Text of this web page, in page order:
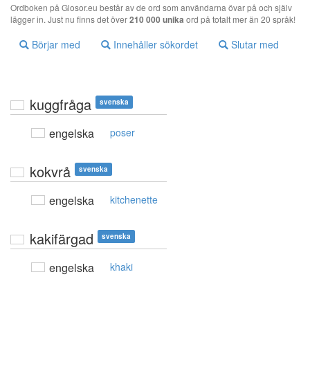
Ordboken på Glosor.eu består av de ord som användarna övar på och själv
lägger in. Just nu finns det över210 000 unika ord på totalt mer än 20 språk!
Börjar med Innehåller sökordet Slutar med
kuggfråga svenska
engelska poser
kokvrå svenska
engelska kitchenette
kakifärgad svenska
engelska khaki